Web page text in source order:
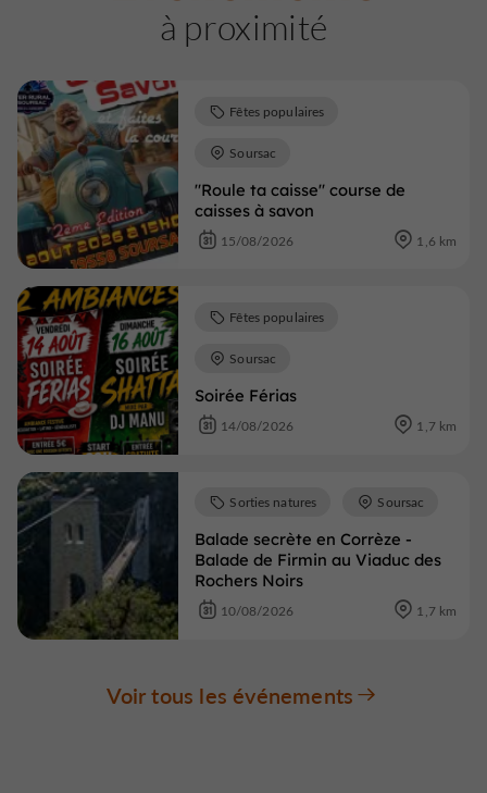
à proximité
"Roule ta caisse" course de
caisses à savon
Fêtes populaires
Soursac
15/08/2026 1,6 km
Soirée Férias
Fêtes populaires
Soursac
14/08/2026 1,7 km
Balade secrète en Corrèze -
Balade de Firmin au Viaduc des
Rochers Noirs
Sorties natures Soursac
10/08/2026 1,7 km
Voir tous les événements